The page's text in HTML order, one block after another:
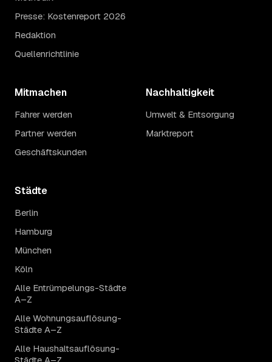
Presse: Kostenreport 2026
Redaktion
Quellenrichtlinie
Mitmachen
Fahrer werden
Partner werden
Geschäftskunden
Nachhaltigkeit
Umwelt & Entsorgung
Marktreport
Städte
Berlin
Hamburg
München
Köln
Alle Entrümpelungs-Städte
A–Z
Alle Wohnungsauflösung-
Städte A–Z
Alle Haushaltsauflösung-